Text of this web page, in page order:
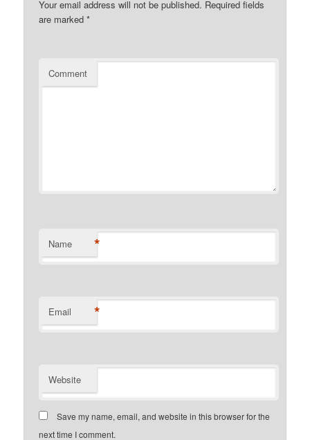
Your email address will not be published. Required fields
are marked*
Comment
Name *
Email *
Website
Save my name, email, and website in this browser for the
next time I comment.